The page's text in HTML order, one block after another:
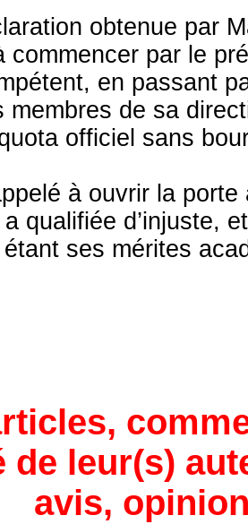
obtenue par
commencer par le
en passant
membres de sa
officiel sans
à ouvrir la
a qualifiée d’injuste,
ses mérites
de leur(s)
avis,